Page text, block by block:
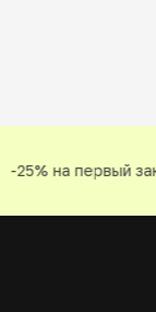
-25% на первый